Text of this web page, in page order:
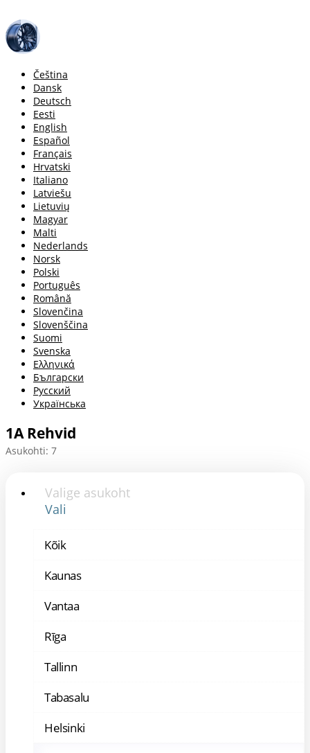
Čeština
Dansk
Deutsch
Eesti
English
Español
Français
Hrvatski
Italiano
Latviešu
Lietuvių
Magyar
Malti
Nederlands
Norsk
Polski
Português
Română
Slovenčina
Slovenščina
Suomi
Svenska
Ελληνικά
Български
Русский
Українська
1A Rehvid
Asukohti: 7
Valige asukoht
Vali
Kõik
Kaunas
Vantaa
Rīga
Tallinn
Tabasalu
Helsinki